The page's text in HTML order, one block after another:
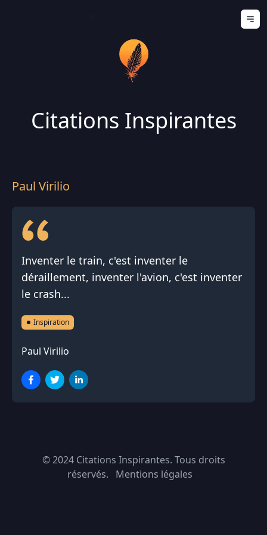
Citations Inspirantes
Paul Virilio
Inventer le train, c'est inventer le
déraillement, inventer l'avion, c'est inventer
le crash...
Inspiration
Paul Virilio
© 2024 Citations Inspirantes. Tous droits
réservés.
Mentions légales